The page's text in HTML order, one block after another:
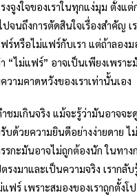
จูงใจของเราในทุกแง่มุม ตั้งแต่
จนถึงการตัดสินใจเรื่องสำคัญ เ
ร์หรือไม่แฟร์กับเรา แต่ถ้าลอง
“ไม่แฟร์” อาจเป็นเพียงเพราะ
ามคาดหวังของเราเท่านั้นเอง
ชมเกินจริง แม้จะรู้ว่ามันอาจจะ
บด้วยความยินดีอย่างง่ายดาย ไ
รกะมันอาจไม่ถูกต้องนัก ในทา
งมาและเป็นความจริง เรากลั
ฟร์ เพราะสมองของเราถูกตั้งโ